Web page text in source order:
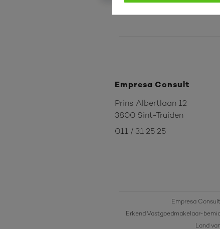
Empresa Consult
Prins Albertlaan 12
3800 Sint-Truiden
011 / 31 25 25
Empresa
Erkend Vastgoedmakelaar-
Land